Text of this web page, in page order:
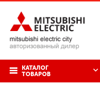
КАТАЛОГ
ТОВАРОВ